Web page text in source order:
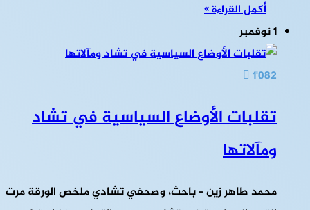
أكمل القراءة »
1 نوفمبر
1٬082
تقلبات الأوضاع السياسية في تشاد
ومآلاتها
محمد طاهر زين – باحث، وصحفي تشادي ملخص الورقة مرت